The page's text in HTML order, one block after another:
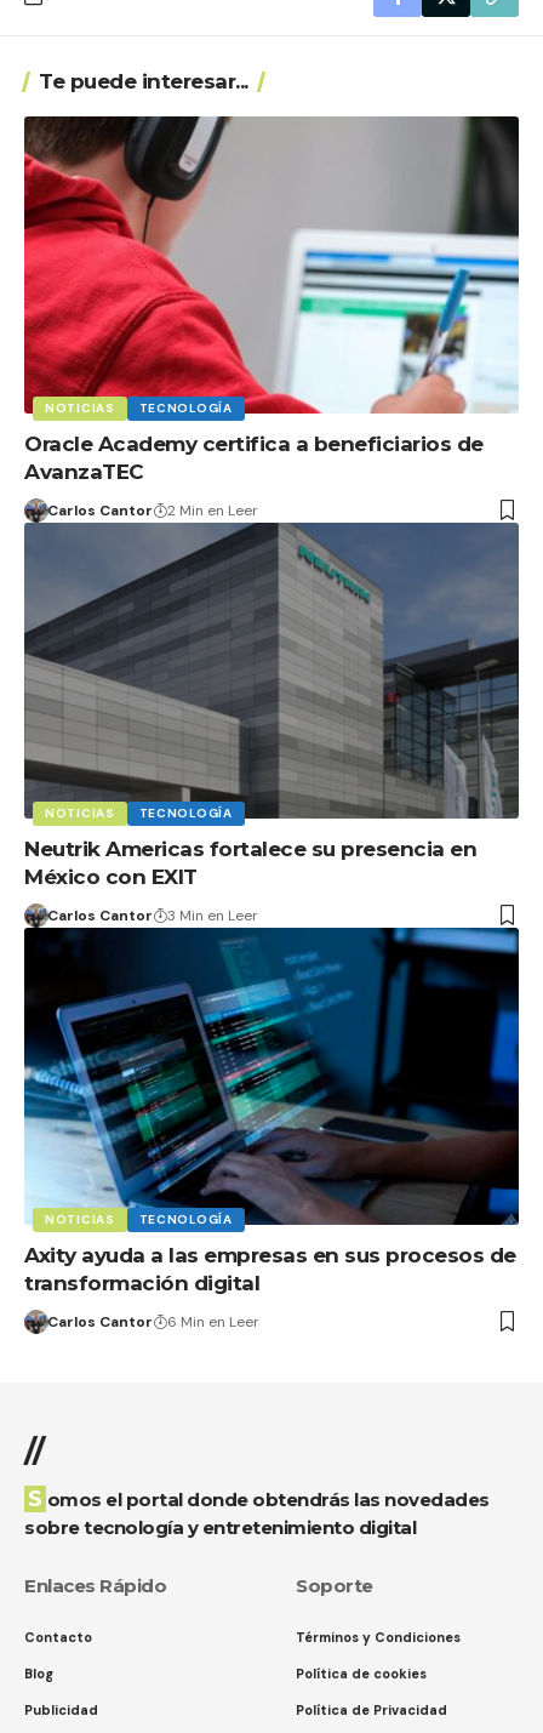
Te puede interesar...
NOTICIAS TECNOLOGÍA
Oracle Academy certifica a beneficiarios de
AvanzaTEC
Carlos Cantor 2 Min en Leer
NOTICIAS TECNOLOGÍA
Neutrik Americas fortalece su presencia en
México con EXIT
Carlos Cantor 3 Min en Leer
NOTICIAS TECNOLOGÍA
Axity ayuda a las empresas en sus procesos de
transformación digital
Carlos Cantor 6 Min en Leer
//
Somos el portal donde obtendrás las novedades
sobre tecnología y entretenimiento digital
Enlaces Rápido
Contacto
Blog
Publicidad
Soporte
Términos y Condiciones
Política de cookies
Política de Privacidad